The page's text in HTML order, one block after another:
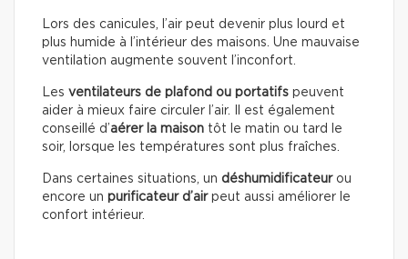
Lors des canicules, l’air peut devenir plus lourd et
plus humide à l’intérieur des maisons. Une mauvaise
ventilation augmente souvent l’inconfort.
Les ventilateurs de plafond ou portatifs peuvent
aider à mieux faire circuler l’air. Il est également
conseillé d’aérer la maison tôt le matin ou tard le
soir, lorsque les températures sont plus fraîches.
Dans certaines situations, un déshumidificateurou
encore un purificateur d’airpeut aussi améliorer le
confort intérieur.